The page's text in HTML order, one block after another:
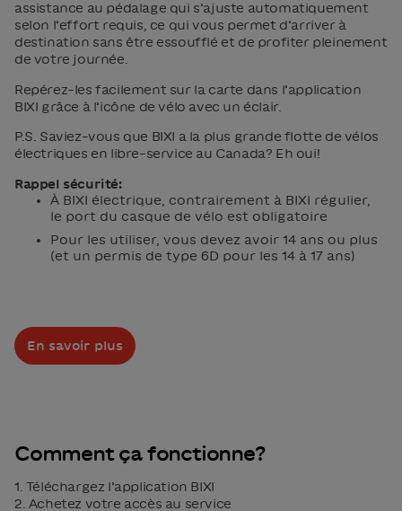
assistance au pédalage qui s’ajuste automatiquement
selon l’effort requis, ce qui vous permet d’arriver à
destination sans être essoufflé et de profiter pleinement
de votre journée.
Repérez-les facilement sur la carte dans l’application
BIXI grâce à l’icône de vélo avec un éclair.
P.S. Saviez-vous que BIXI a la plus grande flotte de vélos
électriques en libre-service au Canada? Eh oui!
Rappel sécurité:
À BIXI électrique, contrairement à BIXI régulier,
le port du casque de vélo est obligatoire
Pour les utiliser, vous devez avoir 14 ans ou plus
(et un permis de type 6D pour les 14 à 17 ans)
En savoir plus
Comment ça fonctionne?
1. Téléchargez l’application BIXI
2. Achetez votre accès au service